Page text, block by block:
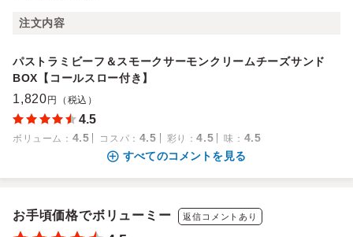
注文内容
パストラミビーフ＆スモークサーモンクリームチーズサンド
BOX【コールスロー付き】
1,820 円（税込）
4.5
ボリューム ： 4.5 コスパ ： 4.5 彩り ：4.5 味 ： 4.5
すべてのコメントを見る
お手頃価格でボリューミー 返信コメントあり